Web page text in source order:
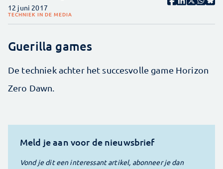
12 juni 2017
TECHNIEK IN DE MEDIA
Guerilla games
De techniek achter het succesvolle game Horizon
Zero Dawn.
Meld je aan voor de nieuwsbrief
Vond je dit een interessant artikel, abonneer je dan